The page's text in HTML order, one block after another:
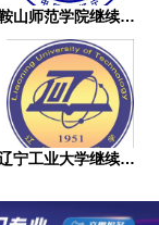
鞍山师范学院继续教育学院成人高考
辽宁工业大学继续教育学院成人高考